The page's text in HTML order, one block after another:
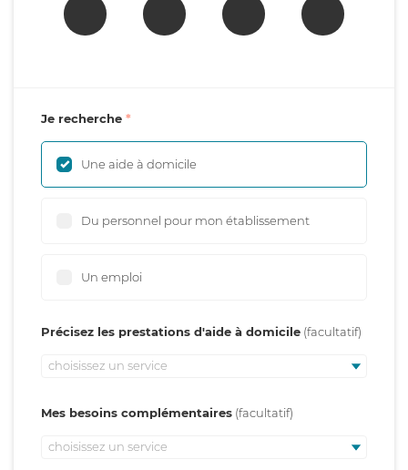
Je recherche
Une aide à domicile
Du personnel pour mon établissement
Un emploi
Précisez les prestations d'aide à domicile
choisissez un service
Mes besoins complémentaires
choisissez un service